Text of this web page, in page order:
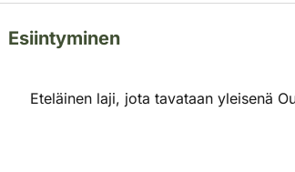
Esiintyminen
Eteläinen laji, jota tavataan yleisenä